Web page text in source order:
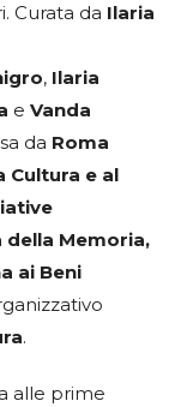
Curata da Ilaria
, Ilaria
e Vanda
da Roma
Cultura e al
della Memoria,
ai Beni
.
alle prime